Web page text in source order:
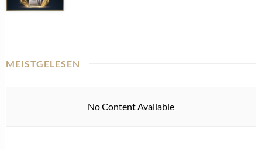
MEISTGELESEN
No Content Available